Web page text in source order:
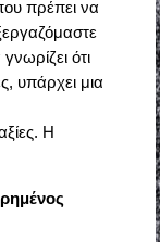
πρέπει να
ότι
υπάρχει μια
Η